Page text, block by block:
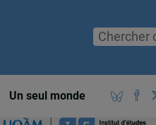
Un seul monde